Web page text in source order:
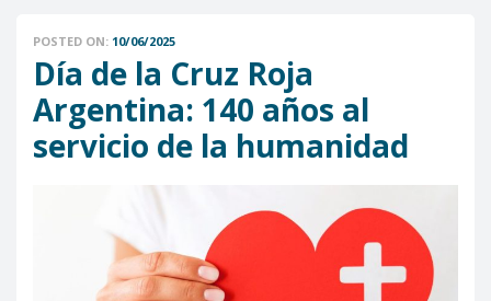
POSTED ON: 10/06/2025
Día de la Cruz Roja
Argentina: 140 años al
servicio de la humanidad